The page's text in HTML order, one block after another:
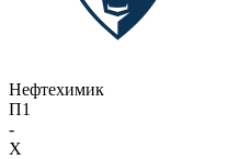
Нефтехимик
П1
-
X